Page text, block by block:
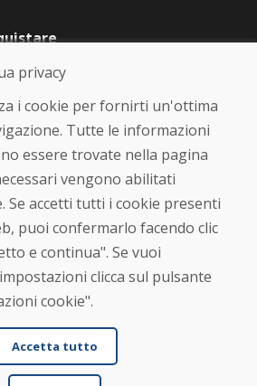
online
e condizioni commerciali
e pagamento
e cambio merce
dei dati personali
dai clienti
★★★★★
privacy
i cookie per fornirti un'ottima
Tutte le informazioni
essere trovate nella pagina
vengono abilitati
Se accetti tutti i cookie presenti
puoi confermarlo facendo clic
e continua". Se vuoi
clicca sul pulsante
cookie".
Accetta tutto